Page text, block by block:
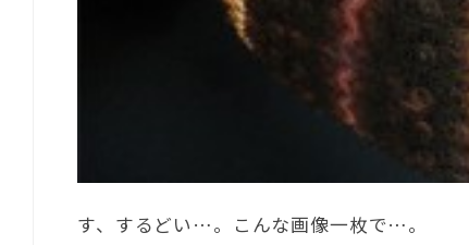
す、するどい…。こんな画像一枚で…。